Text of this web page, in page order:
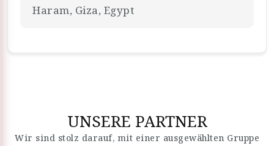
Haram, Giza, Egypt
UNSERE PARTNER
Wir sind stolz darauf, mit einer ausgewählten Gruppe